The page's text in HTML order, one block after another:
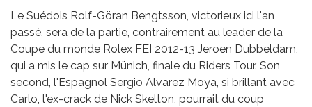
Le Suédois Rolf-Göran Bengtsson, victorieux ici l'an
passé, sera de la partie, contrairement au leader de la
Coupe du monde Rolex FEI 2012-13 Jeroen Dubbeldam,
qui a mis le cap sur Münich, finale du Riders Tour. Son
second, l'Espagnol Sergio Alvarez Moya, si brillant avec
Carlo, l'ex-crack de Nick Skelton, pourrait du coup